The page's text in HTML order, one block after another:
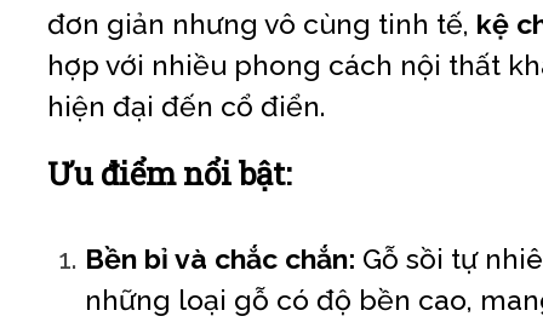
đơn giản nhưng vô cùng tinh tế, kệ
hợp với nhiều phong cách nội thất
hiện đại đến cổ điển.
Ưu điểm nổi bật:
Bền bỉ và chắc chắn: Gỗ sồi tự
những loại gỗ có độ bền cao,